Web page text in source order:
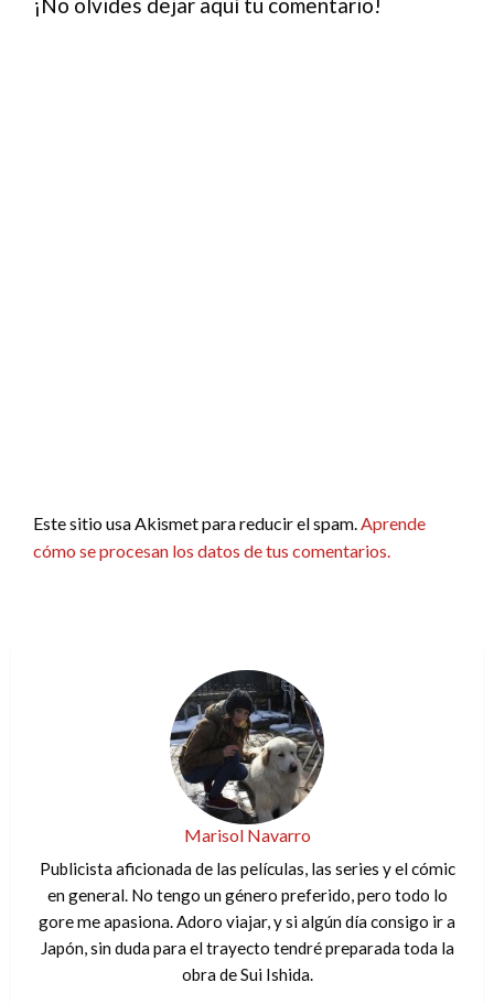
¡No olvides dejar aquí tu comentario!
Este sitio usa Akismet para reducir el spam.Aprende
cómo se procesan los datos de tus comentarios.
Marisol Navarro
Publicista aficionada de las películas, las series y el cómic
en general. No tengo un género preferido, pero todo lo
gore me apasiona. Adoro viajar, y si algún día consigo ir a
Japón, sin duda para el trayecto tendré preparada toda la
obra de Sui Ishida.